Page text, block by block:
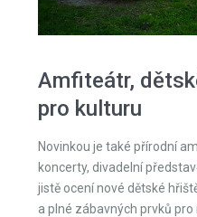
Amfiteátr,
pro kulturu
Novinkou je také přírodní
koncerty, divadelní
jistě ocení nové dětské
a plné zábavných prvků pro